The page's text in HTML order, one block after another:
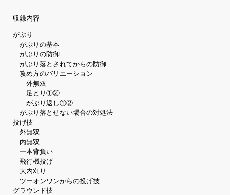
収録内容
がぶり
がぶりの基本
がぶりの防御
がぶり落とされてからの防御
攻め方のバリエーション
外無双
足とり①②
がぶり返し①②
がぶり落とせない場合の対処法
投げ技
外無双
内無双
一本背負い
飛行機投げ
大内刈り
ツーオンワンからの投げ技
グラウンド技